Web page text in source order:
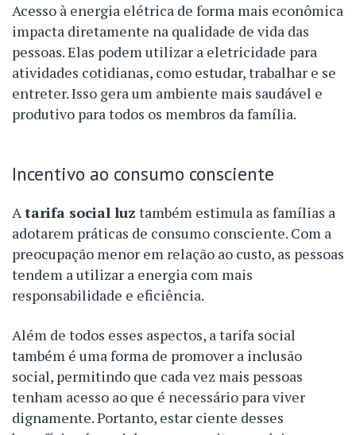
Acesso à energia elétrica de forma mais econômica
impacta diretamente na qualidade de vida das
pessoas. Elas podem utilizar a eletricidade para
atividades cotidianas, como estudar, trabalhar e se
entreter. Isso gera um ambiente mais saudável e
produtivo para todos os membros da família.
Incentivo ao consumo consciente
Atarifa social luz também estimula as famílias a
adotarem práticas de consumo consciente. Com a
preocupação menor em relação ao custo, as pessoas
tendem a utilizar a energia com mais
responsabilidade e eficiência.
Além de todos esses aspectos, a tarifa social
também é uma forma de promover a inclusão
social, permitindo que cada vez mais pessoas
tenham acesso ao que é necessário para viver
dignamente. Portanto, estar ciente desses